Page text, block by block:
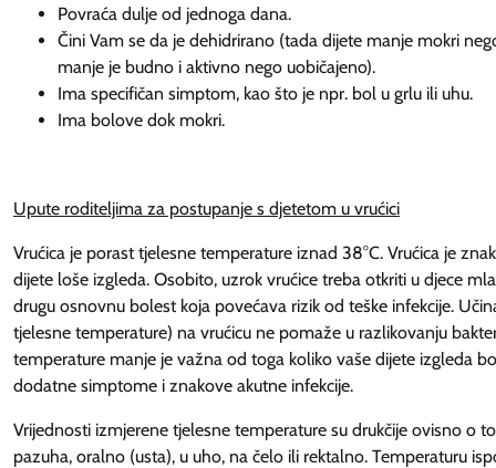
Povraća dulje od jednoga dana.
Čini Vam se da je dehidrirano (tada dijete manje mokri
manje je budno i aktivno nego
Ima specifičan simptom, kao što je npr. bol u grlu ili uhu.
Ima bolove dok mokri.
Upute roditeljima za postupanje s djetetom u vrućici
Vrućica je porast tjelesne temperature iznad 38°C. Vrućica je
dijete loše izgleda. Osobito, uzrok vrućice treba otkriti u djece
drugu osnovnu bolest koja povećava rizik od teške infekcije.
tjelesne temperature) na vrućicu ne pomaže u razlikovanju
temperature manje je važna od toga koliko vaše dijete izgleda
dodatne simptome i znakove akutne infekcije.
Vrijednosti izmjerene tjelesne temperature su drukčije ovisno o
pazuha, oralno (usta), u uho, na čelo ili rektalno. Temperaturu